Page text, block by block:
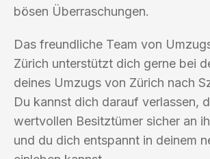
bösen Überraschungen.
Das freundliche Team von
Zürich unterstützt dich gerne bei
deines Umzugs von Zürich nach
Du kannst dich darauf verlassen,
wertvollen Besitztümer sicher an
und du dich entspannt in deinem